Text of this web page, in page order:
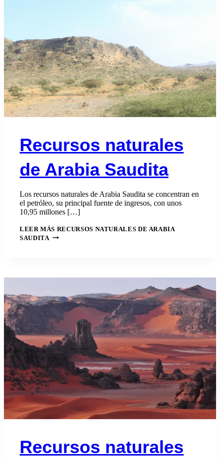
Recursos naturales
de Arabia Saudita
Los recursos naturales de Arabia Saudita se concentran en
el petróleo, su principal fuente de ingresos, con unos
10,95 millones […]
LEER MÁS RECURSOS NATURALES DE ARABIA
SAUDITA
Recursos naturales